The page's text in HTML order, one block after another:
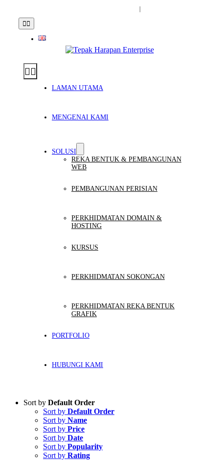
content
Toggle
Navigation
Toggle
Navigation
LAMAN UTAMA
MENGENAI KAMI
SOLUSI
REKA BENTUK & PEMBANGUNAN
WEB
PEMBANGUNAN PERISIAN
PERKHIDMATAN DOMAIN &
HOSTING
KURSUS
PERKHIDMATAN SOKONGAN
PERKHIDMATAN REKA BENTUK
GRAFIK
PORTFOLIO
HUBUNGI KAMI
Sort by Default Order
Sort by Default Order
Sort by Name
Sort by Price
Sort by Date
Sort by Popularity
Sort by Rating